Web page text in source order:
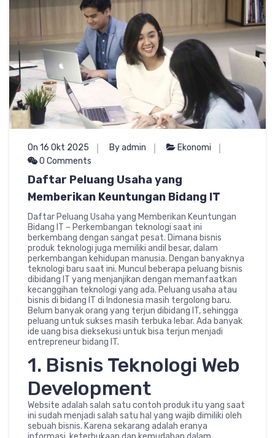
On 16 Okt 2025 By admin
Ekonomi
0 Comments
Daftar Peluang Usaha yang
Memberikan Keuntungan Bidang IT
Daftar Peluang Usaha yang Memberikan Keuntungan
Bidang IT – Perkembangan teknologi saat ini
berkembang dengan sangat pesat. Dimana bisnis
produk teknologi juga memiliki andil besar, dalam
perkembangan kehidupan manusia. Dengan banyaknya
teknologi baru saat ini. Muncul beberapa peluang bisnis
dibidang IT yang menjanjikan dengan memanfaatkan
kecanggihan teknologi yang ada. Peluang usaha atau
bisnis di bidang IT di Indonesia masih tergolong baru.
Belum banyak orang yang terjun dibidang IT, sehingga
peluang untuk sukses masih terbuka lebar. Ada banyak
ide uang bisa dieksekusi untuk bisa terjun menjadi
entrepreneur bidang IT.
1. Bisnis Teknologi Web
Development
Website adalah salah satu contoh produk itu yang saat
ini sudah menjadi salah satu hal yang wajib dimiliki oleh
sebuah bisnis. Karena sekarang adalah eranya